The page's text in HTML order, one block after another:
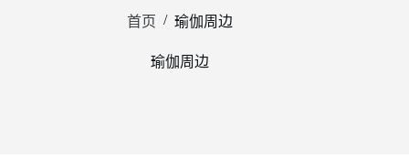
首页 / 瑜伽周边
瑜伽周边